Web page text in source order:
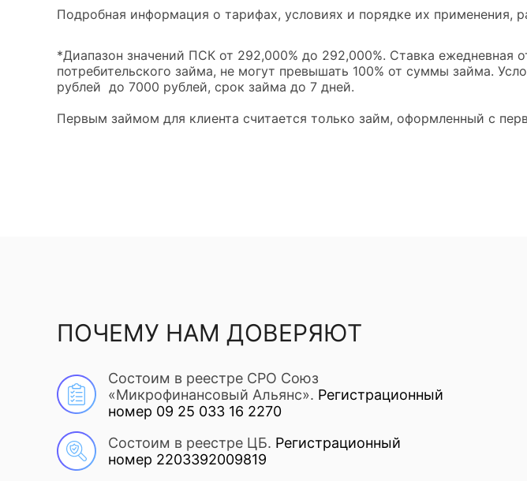
Подробная информация о тарифах, условиях и порядке их применения,
*Диапазон значений ПСК от 292,000% до 292,000%. Ставка ежедневная
потребительского займа, не могут превышать 100% от суммы займа.
рублей до 7000 рублей, срок займа до 7 дней.
Первым займом для клиента считается только займ, оформленный с
ПОЧЕМУ НАМ ДОВЕРЯЮТ
Состоим в реестре СРО Союз
«Микрофинансовый Альянс». Регистрационный
номер 09 25 033 16 2270
Состоим в реестре ЦБ. Регистрационный
номер 2203392009819